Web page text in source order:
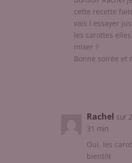
cette recette
vais l essayer
les carottes
mixer ?
Bonne soirée et
Rachel sur
31 min
Oui, les
bientôt